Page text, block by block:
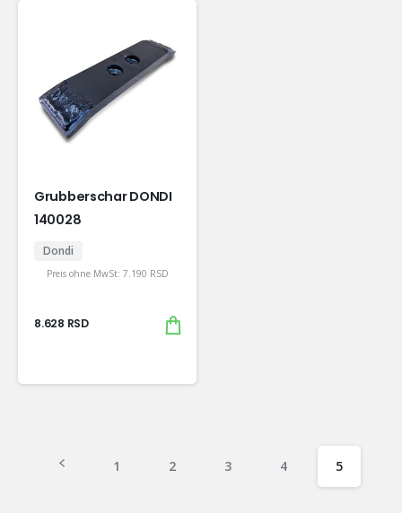
Grubberschar DONDI
140028
Dondi
Preis ohne MwSt: 7.190 RSD
8.628 RSD
1 2 3 4 5